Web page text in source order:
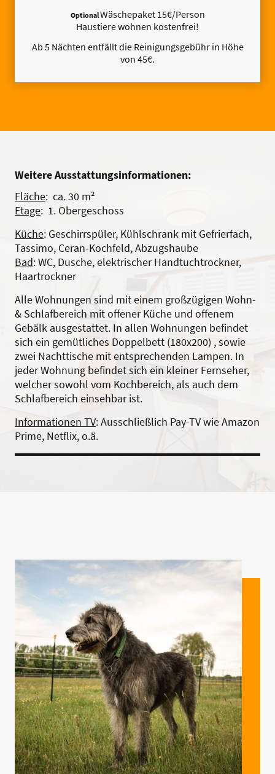
OptionalWäschepaket 15€/Person
Haustiere wohnen kostenfrei!
Ab 5 Nächten entfällt die Reinigungsgebühr in Höhe
von 45€.
Weitere Ausstattungsinformationen:
Fläche: ca. 30 m²
Etage: 1. Obergeschoss
Küche: Geschirrspüler, Kühlschrank mit Gefrierfach,
Tassimo, Ceran-Kochfeld, Abzugshaube
Bad: WC, Dusche, elektrischer Handtuchtrockner,
Haartrockner
Alle Wohnungen sind mit einem großzügigen Wohn-
& Schlafbereich mit offener Küche und offenem
Gebälk ausgestattet. In allen Wohnungen befindet
sich ein gemütliches Doppelbett (180x200) , sowie
zwei Nachttische mit entsprechenden Lampen. In
jeder Wohnung befindet sich ein kleiner Fernseher,
welcher sowohl vom Kochbereich, als auch dem
Schlafbereich einsehbar ist.
Informationen TV: Ausschließlich Pay-TV wie Amazon
Prime, Netflix, o.ä.